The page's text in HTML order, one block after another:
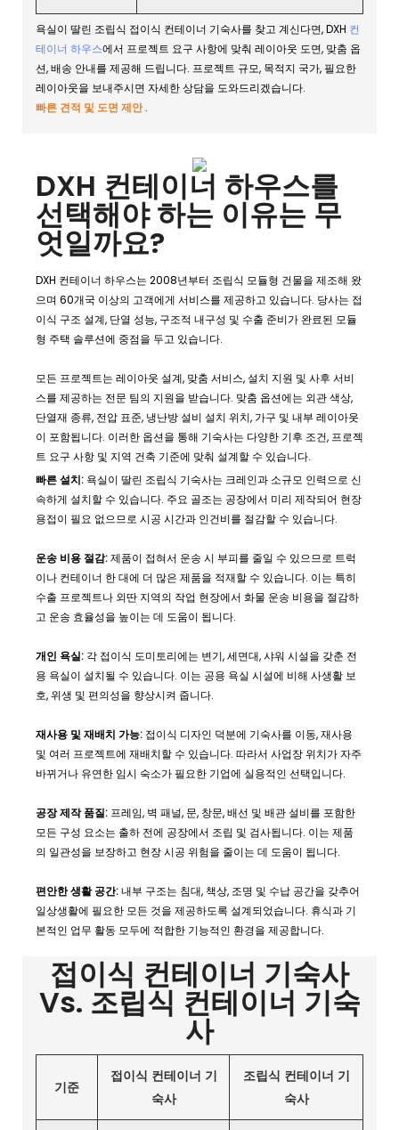
욕실이 딸린 조립식 접이식 컨테이너 기숙사를 찾고 계신다면, DXH 컨
테이너 하우스에서 프로젝트 요구 사항에 맞춰 레이아웃 도면, 맞춤 옵
션, 배송 안내를 제공해 드립니다. 프로젝트 규모, 목적지 국가, 필요한
레이아웃을 보내주시면 자세한 상담을 도와드리겠습니다.
빠른 견적 및 도면 제안.
DXH 컨테이너 하우스를
선택해야 하는 이유는 무
엇일까요?
DXH 컨테이너 하우스는 2008년부터 조립식 모듈형 건물을 제조해 왔
으며 60개국 이상의 고객에게 서비스를 제공하고 있습니다. 당사는 접
이식 구조 설계, 단열 성능, 구조적 내구성 및 수출 준비가 완료된 모듈
형 주택 솔루션에 중점을 두고 있습니다.
모든 프로젝트는 레이아웃 설계, 맞춤 서비스, 설치 지원 및 사후 서비
스를 제공하는 전문 팀의 지원을 받습니다. 맞춤 옵션에는 외관 색상,
단열재 종류, 전압 표준, 냉난방 설비 설치 위치, 가구 및 내부 레이아웃
이 포함됩니다. 이러한 옵션을 통해 기숙사는 다양한 기후 조건, 프로젝
트 요구 사항 및 지역 건축 기준에 맞춰 설계할 수 있습니다.
빠른 설치: 욕실이 딸린 조립식 기숙사는 크레인과 소규모 인력으로 신
속하게 설치할 수 있습니다. 주요 골조는 공장에서 미리 제작되어 현장
용접이 필요 없으므로 시공 시간과 인건비를 절감할 수 있습니다.
운송 비용 절감:제품이 접혀서 운송 시 부피를 줄일 수 있으므로 트럭
이나 컨테이너 한 대에 더 많은 제품을 적재할 수 있습니다. 이는 특히
수출 프로젝트나 외딴 지역의 작업 현장에서 화물 운송 비용을 절감하
고 운송 효율성을 높이는 데 도움이 됩니다.
개인 욕실: 각 접이식 도미토리에는 변기, 세면대, 샤워 시설을 갖춘 전
용 욕실이 설치될 수 있습니다. 이는 공용 욕실 시설에 비해 사생활 보
호, 위생 및 편의성을 향상시켜 줍니다.
재사용 및 재배치 가능: 접이식 디자인 덕분에 기숙사를 이동, 재사용
및 여러 프로젝트에 재배치할 수 있습니다. 따라서 사업장 위치가 자주
바뀌거나 유연한 임시 숙소가 필요한 기업에 실용적인 선택입니다.
공장 제작 품질: 프레임, 벽 패널, 문, 창문, 배선 및 배관 설비를 포함한
모든 구성 요소는 출하 전에 공장에서 조립 및 검사됩니다. 이는 제품
의 일관성을 보장하고 현장 시공 위험을 줄이는 데 도움이 됩니다.
편안한 생활 공간:내부 구조는 침대, 책상, 조명 및 수납 공간을 갖추어
일상생활에 필요한 모든 것을 제공하도록 설계되었습니다. 휴식과 기
본적인 업무 활동 모두에 적합한 기능적인 환경을 제공합니다.
접이식 컨테이너 기숙사
Vs. 조립식 컨테이너 기숙
사
기준
접이식 컨테이너 기
숙사
조립식 컨테이너 기
숙사